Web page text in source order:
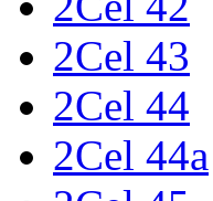
2Cel 43
2Cel 44
2Cel 44a